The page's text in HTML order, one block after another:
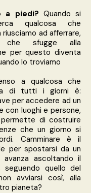
a piedi? Quando si
qualcosa che
ad afferrare,
che sfugge alla
per questo diventa
lo troviamo
a qualcosa che
di tutti i giorni è:
per accedere ad un
luoghi e persone,
di costruire
che un giorno si
Camminare è il
per spostarsi da un
ascoltando il
quello del
avviarsi così, alla
pianeta?